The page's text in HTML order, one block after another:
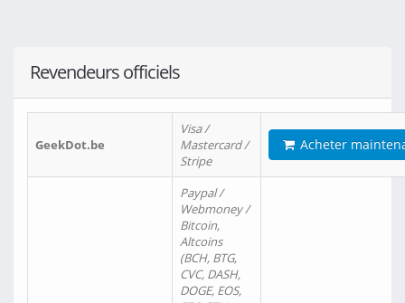
Revendeurs officiels
GeekDot.be
Visa /
Mastercard /
Stripe
Acheter
Paypal /
Webmoney /
Bitcoin,
Altcoins
(BCH, BTG,
CVC, DASH,
DOGE, EOS,